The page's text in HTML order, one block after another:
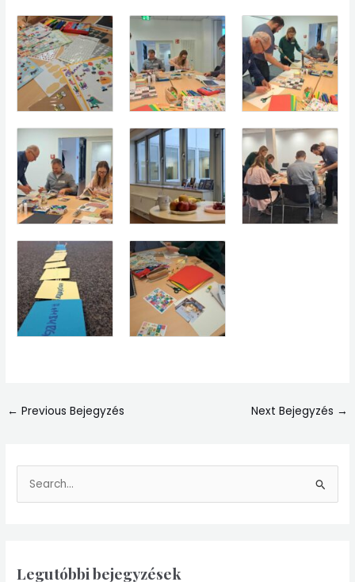
← Previous Bejegyzés Next Bejegyzés →
e
c
Legutóbbi bejegyzések